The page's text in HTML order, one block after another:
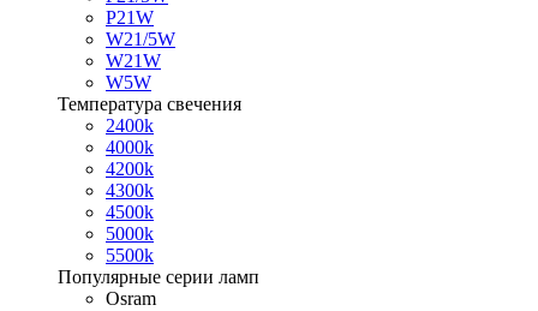
P21W
W21/5W
W21W
W5W
Температура свечения
2400k
4000k
4200k
4300k
4500k
5000k
5500k
Популярные серии ламп
Osram